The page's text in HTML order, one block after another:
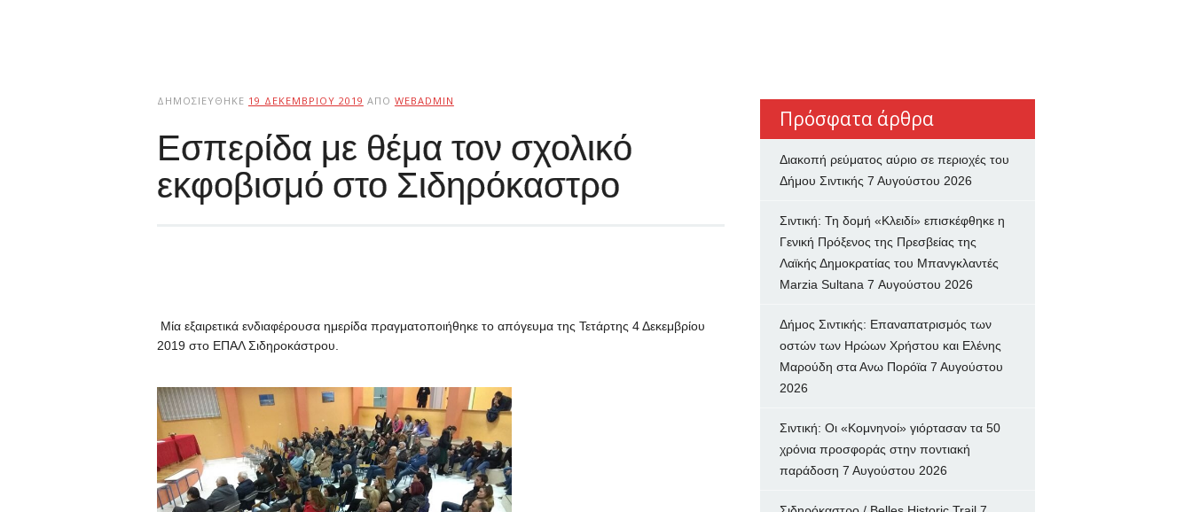
ΔΗΜΟΣΙΕΎΘΗΚΕ 19 ΔΕΚΕΜΒΡΊΟΥ 2019 ΑΠΌ WEBADMIN
Εσπερίδα με θέμα τον σχολικό
εκφοβισμό στο Σιδηρόκαστρο
Μία εξαιρετικά ενδιαφέρουσα ημερίδα πραγματοποιήθηκε το απόγευμα της Τετάρτης 4 Δεκεμβρίου
2019 στο ΕΠΑΛ Σιδηροκάστρου.
Πρόσφατα άρθρα
Διακοπή ρεύματος αύριο σε περιοχές του
Δήμου Σιντικής 7 Αυγούστου 2026
Σιντική: Τη δομή «Κλειδί» επισκέφθηκε η
Γενική Πρόξενος της Πρεσβείας της
Λαϊκής Δημοκρατίας του Μπανγκλαντές
Marzia Sultana 7 Αυγούστου 2026
Δήμος Σιντικής: Επαναπατρισμός των
oστών των Ηρώων Χρήστου και Ελένης
Μαρούδη στα Ανω Πορόϊα 7 Αυγούστου
2026
Σιντική: Οι «Κομνηνοί» γιόρτασαν τα 50
χρόνια προσφοράς στην ποντιακή
παράδοση 7 Αυγούστου 2026